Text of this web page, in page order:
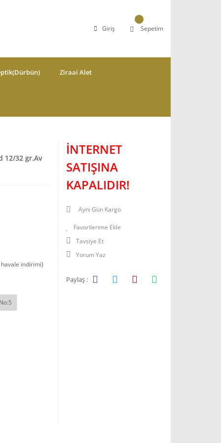
Giriş Sepetim
Ziraai Alet
12/32 gr.Av
havale indirimi)
No:5
İNTERNET
SATIŞINA
KAPALIDIR!
Aynı Gün Kargo
Tavsiye Et
Yorum Yaz
Paylaş :